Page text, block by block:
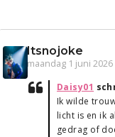
Itsnojoke
maandag 1 juni
Daisy01
Ik wilde
licht is en ik
gedrag of